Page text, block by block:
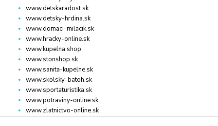
www.detskaradost.sk
www.detsky-hrdina.sk
www.domaci-milacik.sk
www.hracky-online.sk
www.kupelna.shop
www.stonshop.sk
www.sanita-kupelne.sk
www.skolsky-batoh.sk
www.sportaturistika.sk
www.potraviny-online.sk
www.zlatnictvo-online.sk